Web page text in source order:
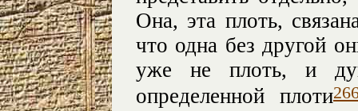
Она, эта плоть,
что одна без другой
уже не плоть, и
определенной плоти